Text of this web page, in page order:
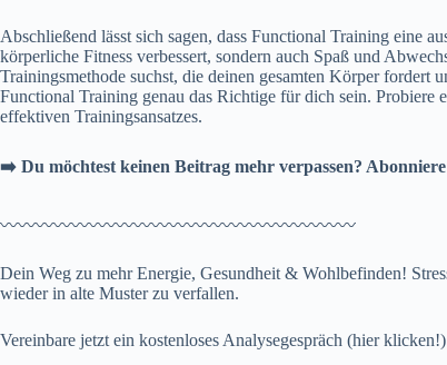
Abschließend lässt sich sagen, dass Functional Training eine
körperliche Fitness verbessert, sondern auch Spaß und
Trainingsmethode suchst, die deinen gesamten Körper fordert
Functional Training genau das Richtige für dich sein. Probiere
effektiven Trainingsansatzes.
➡️ Du möchtest keinen Beitrag mehr verpassen?
〰️〰️〰️〰️〰️〰️〰️〰️〰️〰️〰️〰️〰️〰️〰️〰️〰️〰️〰️〰️
Dein Weg zu mehr Energie, Gesundheit & Wohlbefinden!
wieder in alte Muster zu verfallen.
Vereinbare jetzt ein kostenloses Analysegespräch (hier klicken!)